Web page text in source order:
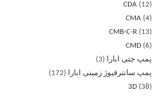
CDA
12
CMA 4
CMB-C-R
13
CMD 6
پمپ جتی ابارا
3
پمپ سانترفیوژ زمینی ابارا
172
3D 38